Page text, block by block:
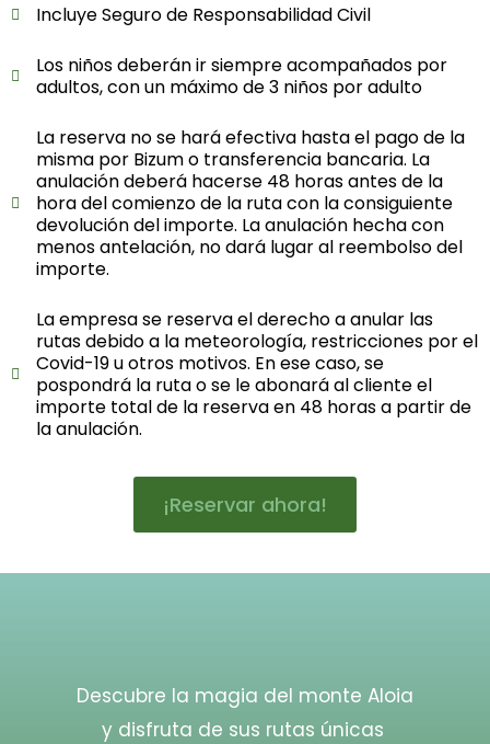
Incluye Seguro de Responsabilidad Civil
Los niños deberán ir siempre acompañados por
adultos, con un máximo de 3 niños por adulto
La reserva no se hará efectiva hasta el pago de la
misma por Bizum o transferencia bancaria. La
anulación deberá hacerse 48 horas antes de la
hora del comienzo de la ruta con la consiguiente
devolución del importe. La anulación hecha con
menos antelación, no dará lugar al reembolso del
importe.
La empresa se reserva el derecho a anular las
rutas debido a la meteorología, restricciones por el
Covid-19 u otros motivos. En ese caso, se
pospondrá la ruta o se le abonará al cliente el
importe total de la reserva en 48 horas a partir de
la anulación.
¡Reservar ahora!
Descubre la magia del monte Aloia
y disfruta de sus rutas únicas